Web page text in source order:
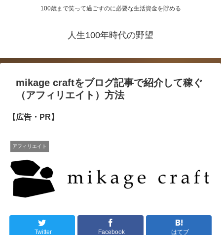
100歳まで笑って過ごすのに必要な生活資金を貯める
人生100年時代の野望
mikage craftをブログ記事で紹介して稼ぐ
（アフィリエイト）方法
【広告・PR】
アフィリエイト
Twitter Facebook はてブ